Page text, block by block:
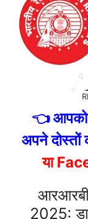
👈 आपको
अपने दोस्तों
या
आरआरबी
2025: